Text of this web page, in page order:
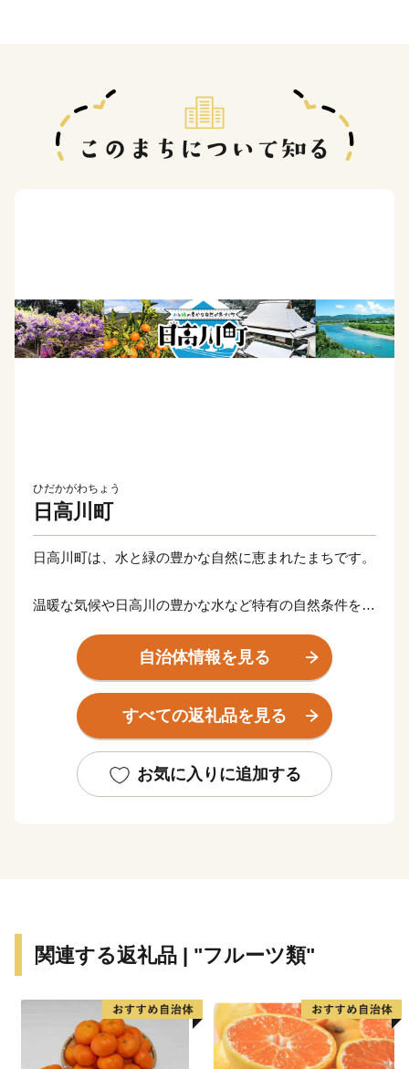
ひだかがわちょう
日高川町
日高川町は、水と緑の豊かな自然に恵まれたまちです。
温暖な気候や日高川の豊かな水など特有の自然条件を生
どの野菜類の農産物や、生産量日本一を誇る紀州備長
炭、千両や椎茸等の林産物も多く生産しています。
また、安珍清姫伝説で有名な道成寺や、奇祭で有名な丹
寒川祭など有形・無形の文化遺産が多くある一方、
長さ日本一を誇る藤棚ロード、宿泊を兼ね備えた温泉施
委託先(寄附受付・返礼品手配・受領証明書の発行及び
企業など)へ寄附者様の個人情報を委託させていただく
場合がございますが、その場合には、守秘義務契約等を
締結し、個人情報保護に万全を期します。
自治体情報を見る
すべての返礼品を見る
お気に入りに追加する
関連する返礼品 | "フルーツ類"